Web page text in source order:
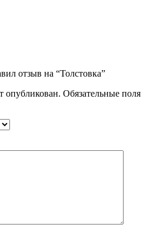
отзыв на “Толстовка”
опубликован. Обязательные поля